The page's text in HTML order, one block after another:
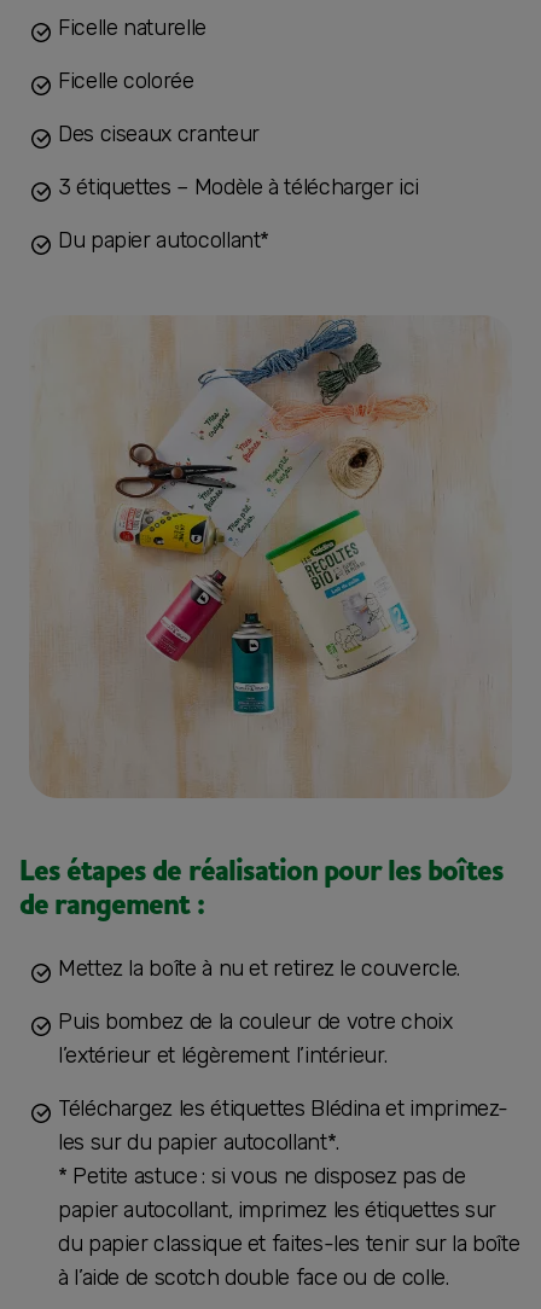
Ficelle naturelle
Ficelle colorée
Des ciseaux cranteur
3 étiquettes – Modèle à télécharger ici
Du papier autocollant*
Les étapes de réalisation pour les boîtes
de rangement :
Mettez la boîte à nu et retirez le couvercle.
Puis bombez de la couleur de votre choix
l’extérieur et légèrement l’intérieur.
Téléchargez les étiquettes Blédina et imprimez-
les sur du papier autocollant*.
* Petite astuce : si vous ne disposez pas de
papier autocollant, imprimez les étiquettes sur
du papier classique et faites-les tenir sur la boîte
à l’aide de scotch double face ou de colle.